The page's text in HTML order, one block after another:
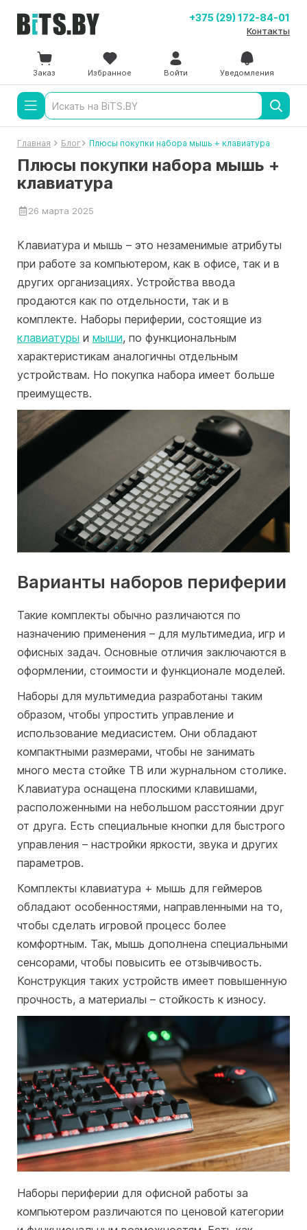
+375 (29) 172-84-01
Контакты
Заказ Избранное Войти Уведомления
Главная Блог Плюсы покупки набора мышь + клавиатура
Плюсы покупки набора мышь +
клавиатура
26 марта 2025
Клавиатура и мышь – это незаменимые атрибуты
при работе за компьютером, как в офисе, так и в
других организациях. Устройства ввода
продаются как по отдельности, так и в
комплекте. Наборы периферии, состоящие из
клавиатуры и мыши, по функциональным
характеристикам аналогичны отдельным
устройствам. Но покупка набора имеет больше
преимуществ.
Варианты наборов периферии
Такие комплекты обычно различаются по
назначению применения – для мультимедиа, игр и
офисных задач. Основные отличия заключаются в
оформлении, стоимости и функционале моделей.
Наборы для мультимедиа разработаны таким
образом, чтобы упростить управление и
использование медиасистем. Они обладают
компактными размерами, чтобы не занимать
много места стойке ТВ или журнальном столике.
Клавиатура оснащена плоскими клавишами,
расположенными на небольшом расстоянии друг
от друга. Есть специальные кнопки для быстрого
управления – настройки яркости, звука и других
параметров.
Комплекты клавиатура + мышь для геймеров
обладают особенностями, направленными на то,
чтобы сделать игровой процесс более
комфортным. Так, мышь дополнена специальными
сенсорами, чтобы повысить ее отзывчивость.
Конструкция таких устройств имеет повышенную
прочность, а материалы – стойкость к износу.
Наборы периферии для офисной работы за
компьютером различаются по ценовой категории